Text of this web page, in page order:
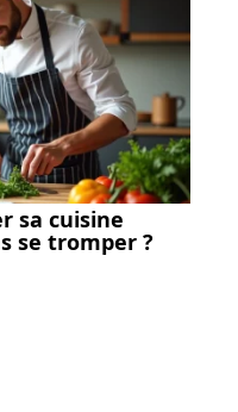
sa cuisine
se tromper ?